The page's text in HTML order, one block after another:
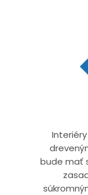
bude mať